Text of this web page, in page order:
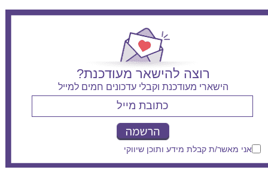
רוצה להישאר מעודכנת?
הישארי מעודכנת וקבלי עדכונים חמים למייל
אני מאשר/ת קבלת מידע ותוכן שיווקי